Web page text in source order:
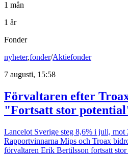
1 mån
1 år
Fonder
nyheter,fonder/Aktiefonder
7 augusti, 15:58
Förvaltaren efter
"Fortsatt stor
Lancelot Sverige steg 8,6% i juli, mot
Rapportvinnarna Mips och Troax
förvaltaren Erik Bertilsson fortsatt stor